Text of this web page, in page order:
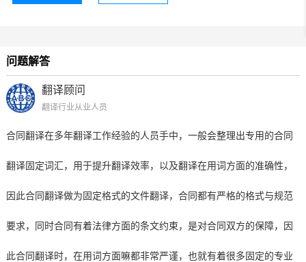
问题解答
翻译顾问
翻译行业从业人员
合同翻译在多年翻译工作经验的人员手中，一般会整理出专用的合同
翻译固定词汇，用于提升翻译效率，以及翻译在用词方面的准确性，
因此合同翻译做为固定格式的文件翻译，合同都有严格的格式与规范
要求，同时合同有着法律方面的条文约束，是对合同双方的保障，因
此合同翻译时，在用词方面嘛都非常严谨，也就有着很多固定的专业